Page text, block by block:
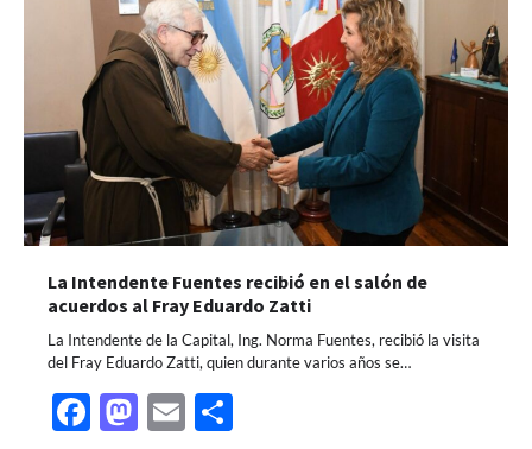
La Intendente Fuentes recibió en el salón de
acuerdos al Fray Eduardo Zatti
La Intendente de la Capital, Ing. Norma Fuentes, recibió la visita
del Fray Eduardo Zatti, quien durante varios años se…
Facebook
Mastodon
Email